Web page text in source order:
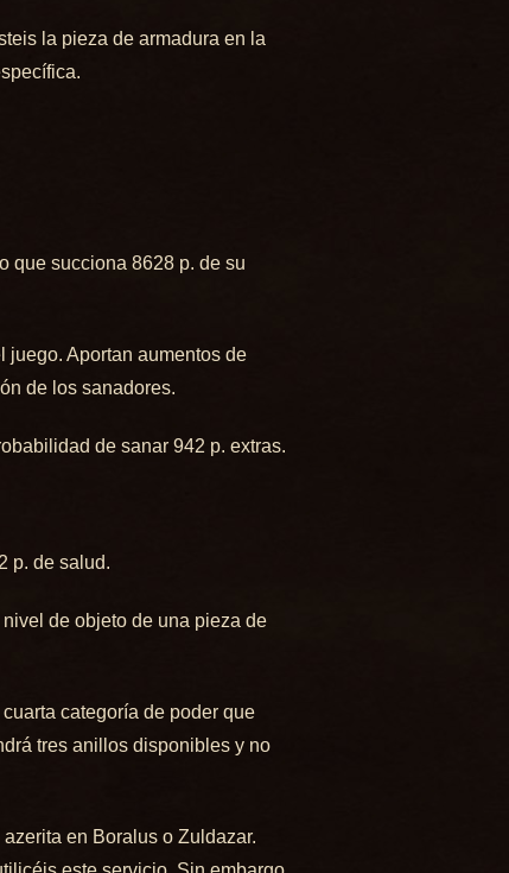
la pieza de armadura en la
que succiona 8628 p. de su
juego. Aportan aumentos de
de los sanadores.
de sanar 942 p. extras.
p. de salud.
de objeto de una pieza de
categoría de poder que
tres anillos disponibles y no
en Boralus o Zuldazar.